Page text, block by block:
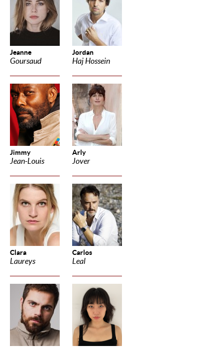
Jeanne
Goursaud
Jordan
Haj Hossein
Jimmy
Jean-Louis
Arly
Jover
Clara
Laureys
Carlos
Leal